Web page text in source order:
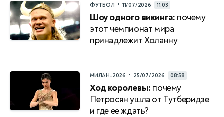
ФУТБОЛ • 11/07/2026 11:03
Шоу одного викинга: почему
этот чемпионат мира
принадлежит Холанну
МИЛАН-2026 • 25/07/2026 08:58
Ход королевы: почему
Петросян ушла от Тутберидзе
и где ее ждать?